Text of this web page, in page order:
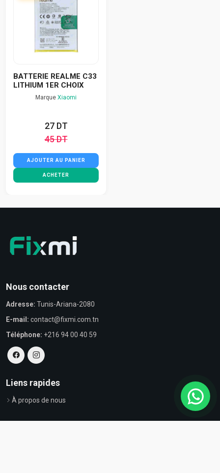
BATTERIE REALME C33
LITHIUM 1ER CHOIX
Marque Xiaomi
27 DT
45 DT
AJOUTER AU PANIER
ACHETER
Nous contacter
Adresse: Tunis-Ariana-2080
E-mail: contact@fixmi.com.tn
Téléphone: +216 94 00 40 59
Liens rapides
À propos de nous